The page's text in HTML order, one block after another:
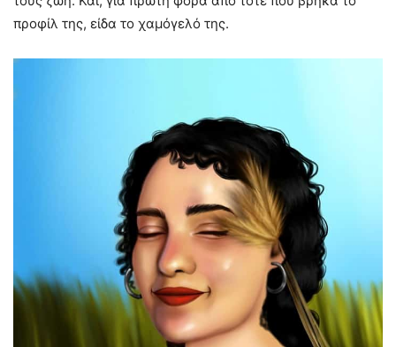
προφίλ της, είδα το χαμόγελό της.